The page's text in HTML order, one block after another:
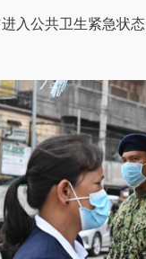
入公共卫生紧急状态